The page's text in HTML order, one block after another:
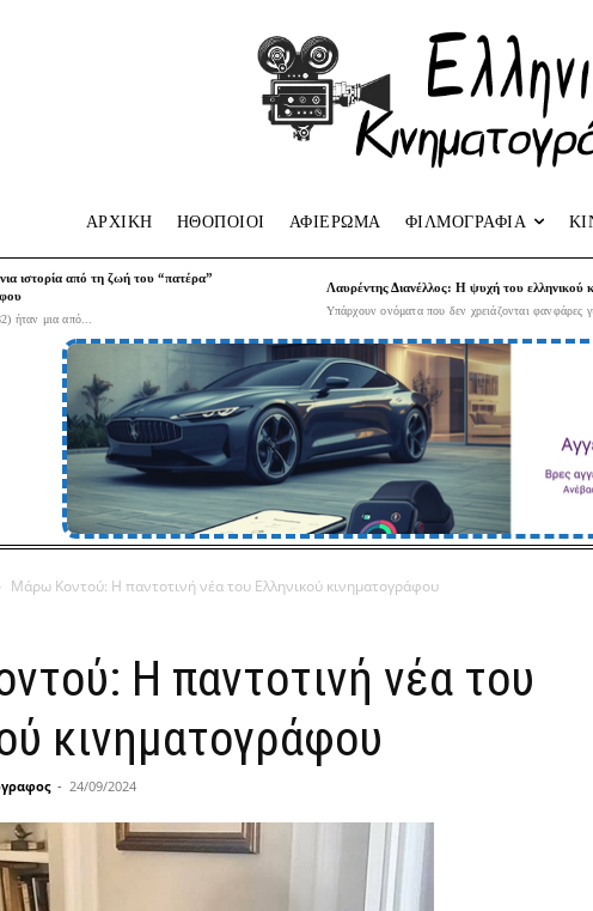
ΑΡΧΙΚΗ HΘΟΠΟΙΟΙ ΑΦΙΕΡΩΜΑ ΦΙΛΜΟΓΡΑΦΙΑ
ιστορία από τη ζωή του “πατέρα”
ήταν μια από...
Λαυρέντης Διανέλλος: Η ψυχή του ελληνικού
Υπάρχουν ονόματα που δεν χρειάζονται φανφάρες
Μάρω Κοντού: Η παντοτινή νέα του Ελληνικού κινηματογράφου
Η παντοτινή νέα του
κινηματογράφου
- 24/09/2024